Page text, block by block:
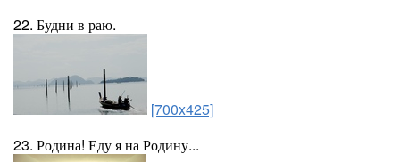
22. Будни в раю.
[700x425]
23. Родина! Еду я на Родину...